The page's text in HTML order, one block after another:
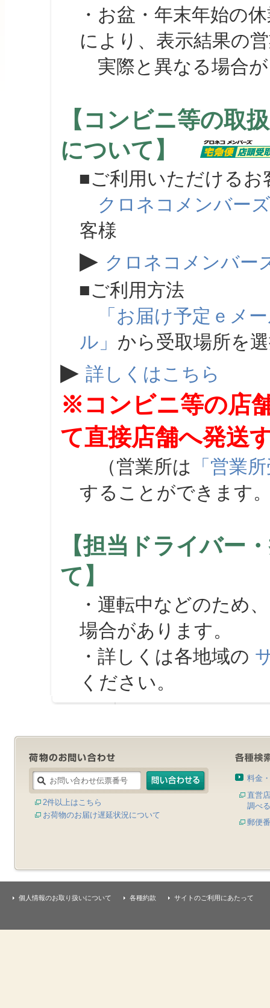
・お盆・年末年始の
により、表示結果の
実際と異なる場合が
【コンビニ等の取
について】
■ご利用いただけるお
クロネコメンバーズ
客様
▶ クロネコメンバー
■ご利用方法
「お届け予定ｅメ
ル」 から受取場所を
▶ 詳しくはこちら
※コンビニ等の店
て直接店舗へ発送
（営業所は 「営業
することができます
【担当ドライバー
て】
・運転中などのため
場合があります。
・詳しくは各地域の
ください。
2件以上はこちら
お荷物のお届け遅延状況について
料金
直営
調べる
郵便
個人情報のお取り扱いについて 各種約款 サイトのご利用にあたって